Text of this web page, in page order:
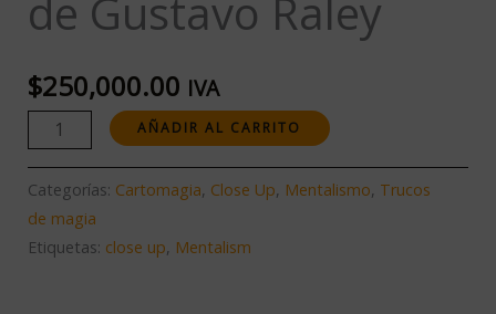
de Gustavo Raley
$250,000.00 IVA
AÑADIR AL CARRITO
Categorías: Cartomagia, Close Up, Mentalismo, Trucos
de magia
Etiquetas: close up, Mentalism